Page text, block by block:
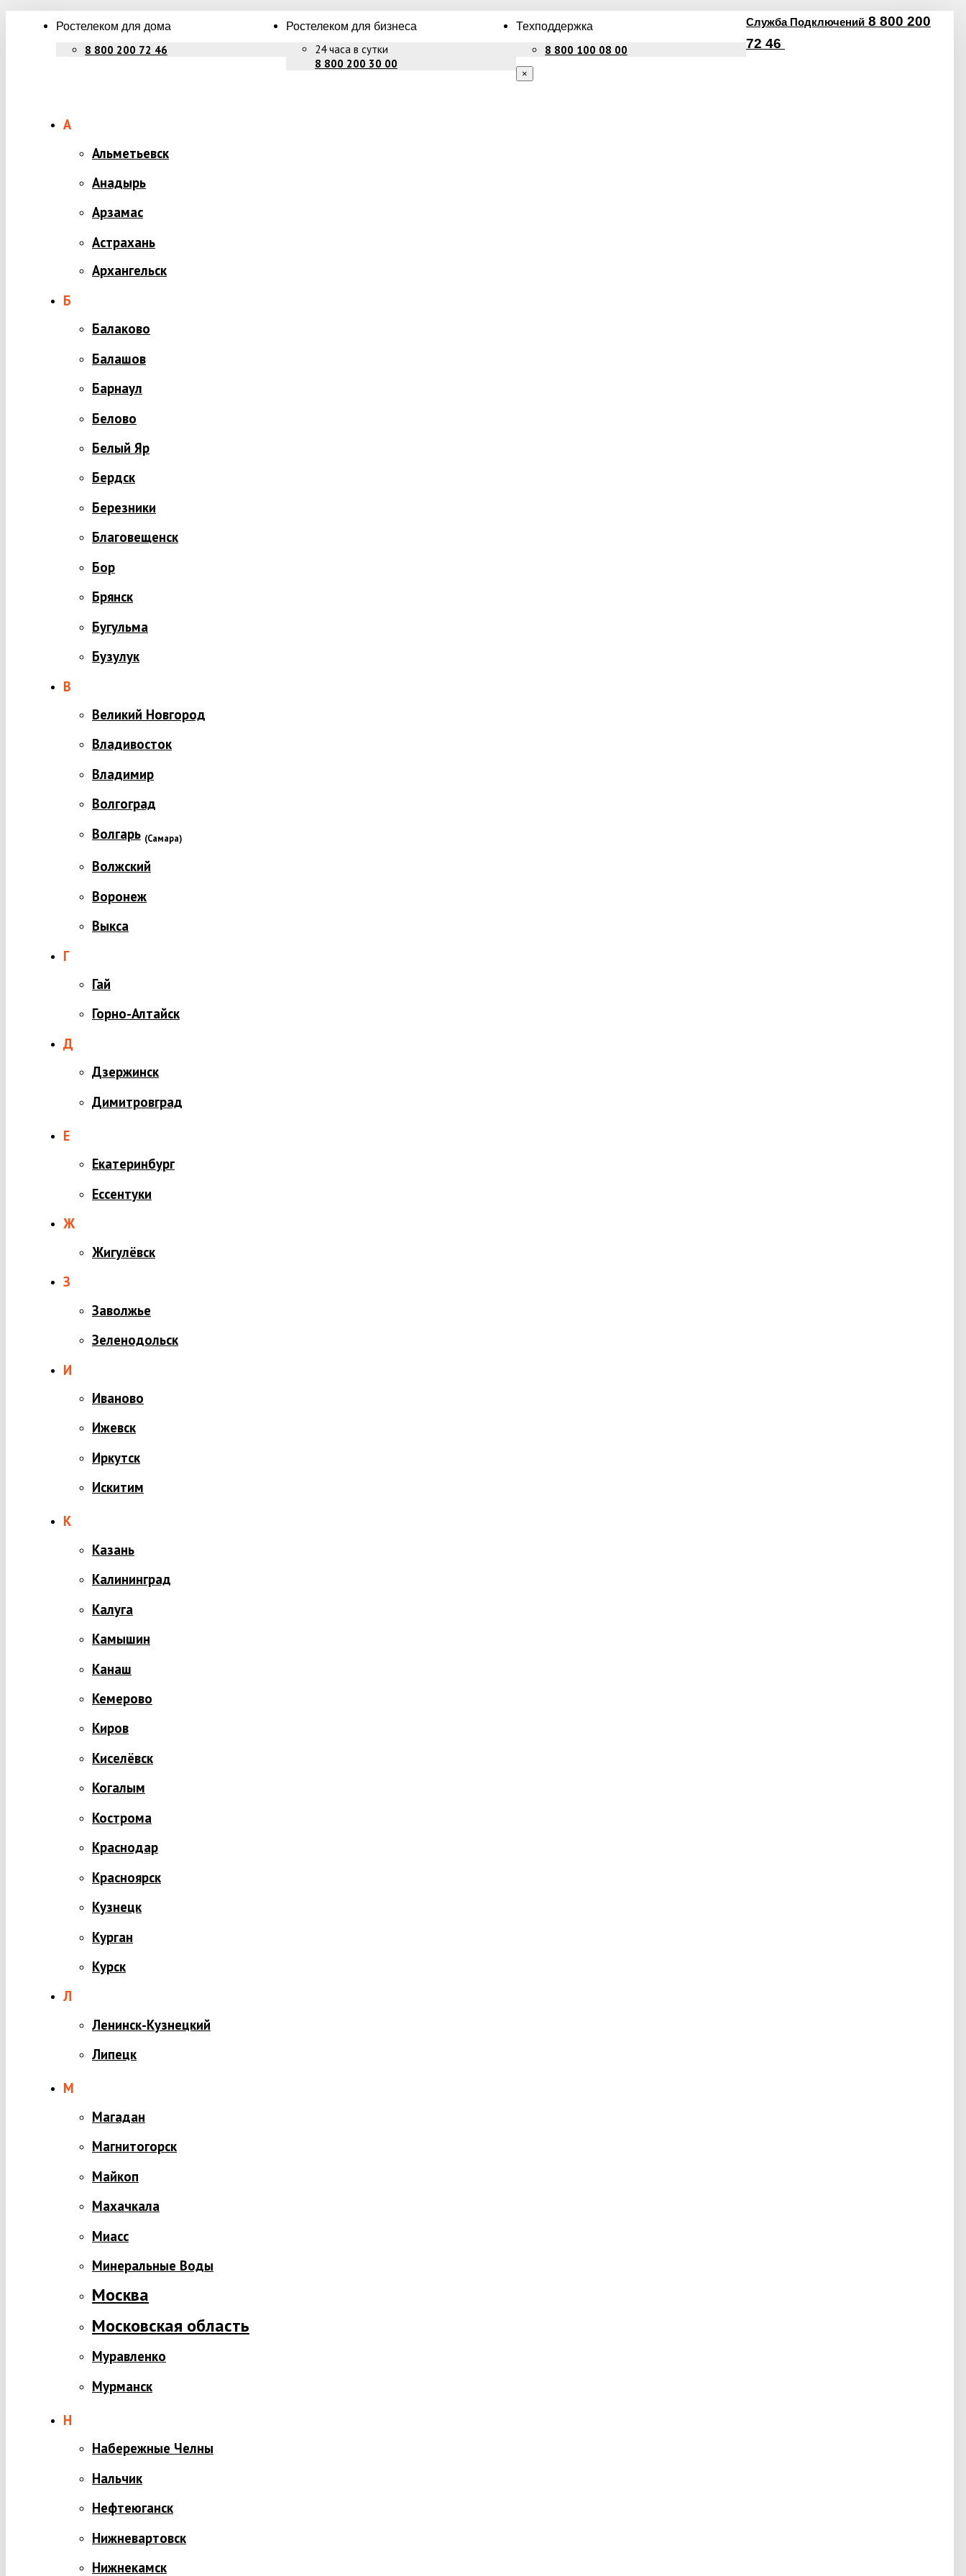
Ростелеком для дома
8 800 200 72 46
Ростелеком для бизнеса
24 часа в сутки
8 800 200 30 00
Техподдержка
8 800 100 08 00
Служба Подключений 8 800 200
72 46
×
А
Альметьевск
Анадырь
Арзамас
Астрахань
Архангельск
Б
Балаково
Балашов
Барнаул
Белово
Белый Яр
Бердск
Березники
Благовещенск
Бор
Брянск
Бугульма
Бузулук
В
Великий Новгород
Владивосток
Владимир
Волгоград
Волгарь (Самара)
Волжский
Воронеж
Выкса
Г
Гай
Горно-Алтайск
Д
Дзержинск
Димитровград
Е
Екатеринбург
Ессентуки
Ж
Жигулёвск
З
Заволжье
Зеленодольск
И
Иваново
Ижевск
Иркутск
Искитим
К
Казань
Калининград
Калуга
Камышин
Канаш
Кемерово
Киров
Киселёвск
Когалым
Кострома
Краснодар
Красноярск
Кузнецк
Курган
Курск
Л
Ленинск-Кузнецкий
Липецк
М
Магадан
Магнитогорск
Майкоп
Махачкала
Миасс
Минеральные Воды
Москва
Московская область
Муравленко
Мурманск
Н
Набережные Челны
Нальчик
Нефтеюганск
Нижневартовск
Нижнекамск